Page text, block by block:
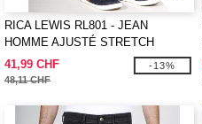
RICA LEWIS RL801 - JEAN
HOMME AJUSTÉ STRETCH
STONE
41,99 CHF
48,11 CHF
-13%